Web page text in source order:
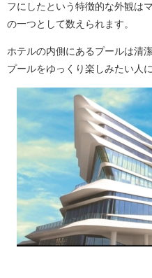
フにしたという特徴的な外観は
の一つとして数えられます。
ホテルの内側にあるプールは清
プールをゆっくり楽しみたい人